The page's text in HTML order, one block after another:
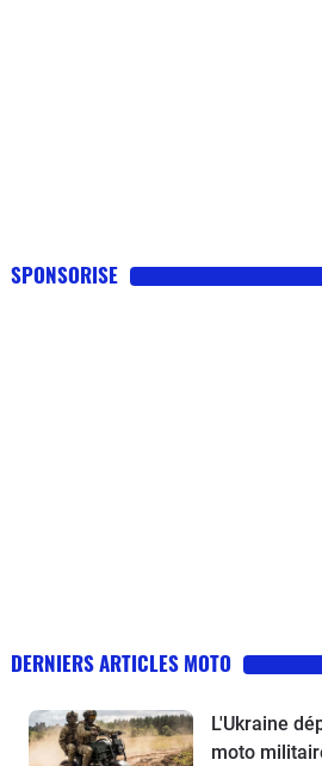
SPONSORISE
DERNIERS ARTICLES MOTO
L'Ukraine
moto